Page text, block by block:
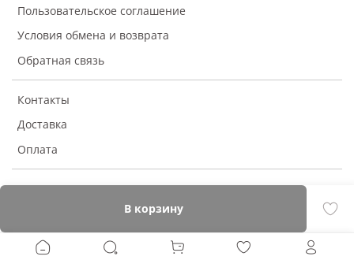
В корзину
Пользовательское соглашение
Условия обмена и возврата
Обратная связь
Контакты
Доставка
Оплата